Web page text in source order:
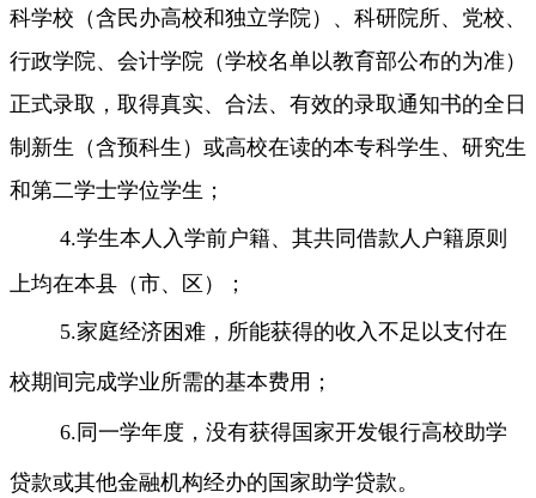
科学校（含民办高校和独立学院）、科研院所、党校、
行政学院、会计学院（学校名单以教育部公布的为准）
正式录取，取得真实、合法、有效的录取通知书的全日
制新生（含预科生）或高校在读的本专科学生、研究生
和第二学士学位学生 ；
4.学生本人入学前户籍、其共同借款人户籍原则
上均在本县（市、区）；
5.家庭经济困难，所能获得的收入不足以支付在
校期间完成学业所需的基本费用；
6. 同一学年度，没有获得国家开发银行高校助学
贷款或其他金融机构经办的国家助学贷款。